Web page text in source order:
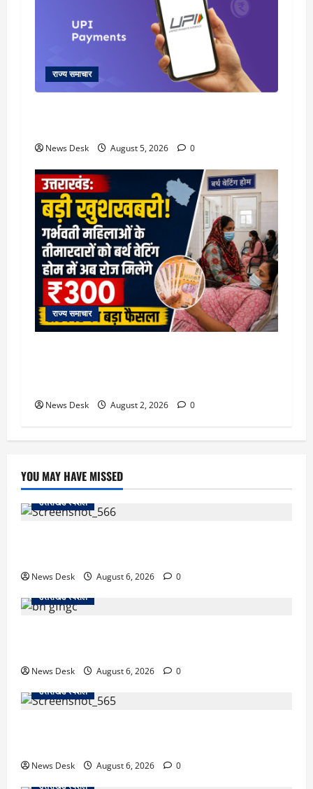
राज्य समाचार
News Desk August 5, 2026 0
राज्य समाचार
News Desk August 2, 2026 0
YOU MAY HAVE MISSED
उत्तराखंड स्पेशल
News Desk August 6, 2026
0
उत्तराखंड स्पेशल
News Desk August 6, 2026
0
उत्तराखंड स्पेशल
News Desk August 6, 2026
0
उत्तराखंड स्पेशल